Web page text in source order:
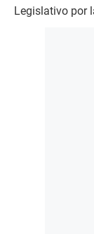
Legislativo por